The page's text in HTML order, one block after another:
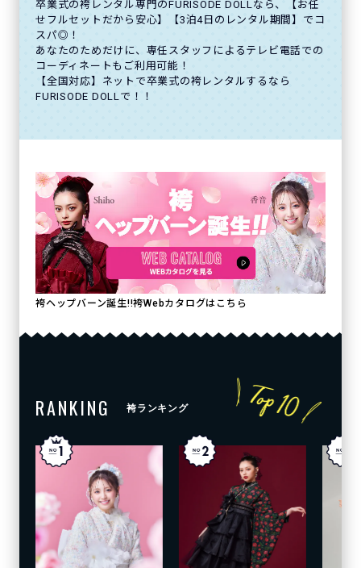
卒業式の袴レンタル専門のFURISODE DOLLなら、【お任
せフルセットだから安心】【3泊4日のレンタル期間】でコ
スパ◎！
あなたのためだけに、専任スタッフによるテレビ電話での
コーディネートもご利用可能！
【全国対応】ネットで卒業式の袴レンタルするなら
FURISODE DOLLで！！
袴ヘップバーン誕生!!袴Webカタログはこちら
RANKING 袴ランキング